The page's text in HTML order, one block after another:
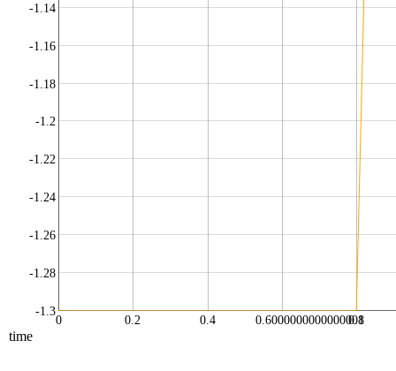
time
-1.3
-1.28
-1.26
-1.24
-1.22
-1.2
-1.18
-1.16
-1.14
0 0.2 0.4 0.6000000000000001
0.8